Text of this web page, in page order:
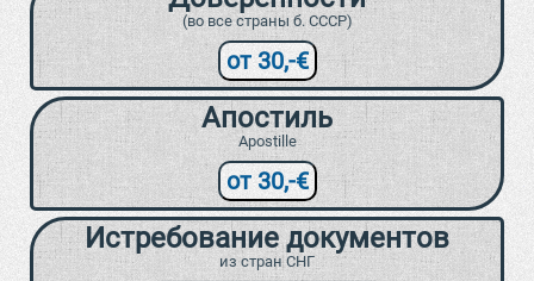
(во все страны б. СССР)
от 30,-€
Апостиль
Apostille
от 30,-€
Истребование документов
из стран СНГ